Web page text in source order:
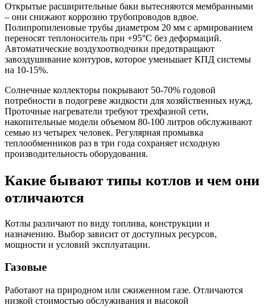
Открытые расширительные баки вытесняются мембранными
– они снижают коррозию трубопроводов вдвое.
Полипропиленовые трубы диаметром 20 мм с армированием
переносят теплоноситель при +95°C без деформаций.
Автоматические воздухоотводчики предотвращают
завоздушивание контуров, которое уменьшает КПД системы
на 10-15%.
Солнечные коллекторы покрывают 50-70% годовой
потребности в подогреве жидкости для хозяйственных нужд.
Проточные нагреватели требуют трехфазной сети,
накопительные модели объемом 80-100 литров обслуживают
семью из четырех человек. Регулярная промывка
теплообменников раз в три года сохраняет исходную
производительность оборудования.
Какие бывают типы котлов и чем они
отличаются
Котлы различают по виду топлива, конструкции и
назначению. Выбор зависит от доступных ресурсов,
мощности и условий эксплуатации.
Газовые
Работают на природном или сжиженном газе. Отличаются
низкой стоимостью обслуживания и высокой